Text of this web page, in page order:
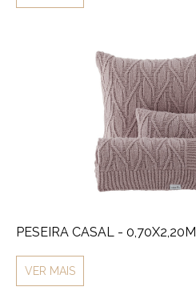
PESEIRA CASAL - 0,70X2,20M
VER MAIS